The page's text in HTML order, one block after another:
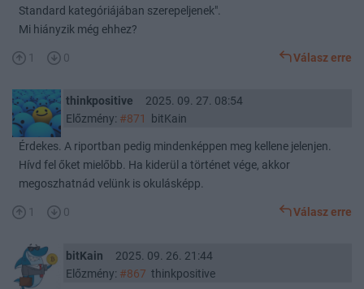
Standard kategóriájában szerepeljenek".
Mi hiányzik még ehhez?
1 0 Válasz erre
thinkpositive
2025. 09. 27. 08:54
Előzmény: #871 bitKain
Érdekes. A riportban pedig mindenképpen meg kellene jelenjen.
Hívd fel őket mielőbb. Ha kiderül a történet vége, akkor
megoszhatnád velünk is okulásképp.
1 0 Válasz erre
bitKain
2025. 09. 26. 21:44
Előzmény: #867 thinkpositive